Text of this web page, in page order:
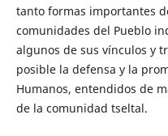
tanto formas importantes
comunidades del Pueblo
algunos de sus vínculos y
posible la defensa y la
Humanos, entendidos de
de la comunidad tseltal.